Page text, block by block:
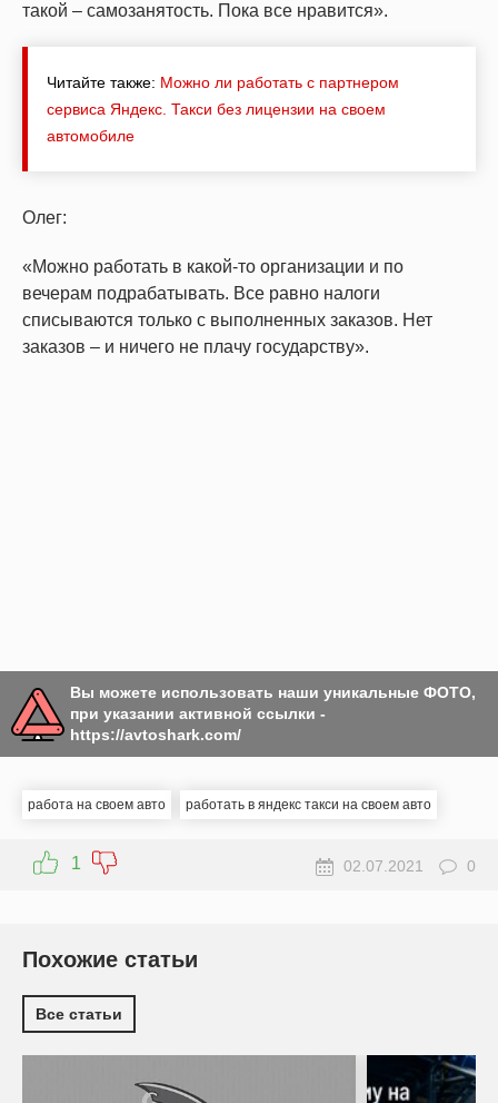
такой – самозанятость. Пока все нравится».
Читайте также: Можно ли работать с партнером
сервиса Яндекс. Такси без лицензии на своем
автомобиле
Олег:
«Можно работать в какой-то организации и по
вечерам подрабатывать. Все равно налоги
списываются только с выполненных заказов. Нет
заказов – и ничего не плачу государству».
Вы можете использовать наши уникальные ФОТО,
при указании активной ссылки -
https://avtoshark.com/
работа на своем авто работать в яндекс такси на своем авто
1 02.07.2021 0
Похожие статьи
Все статьи